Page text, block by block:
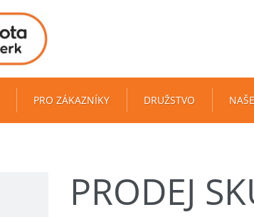
PRO ZÁKAZNÍKY DRUŽSTVO
PRODEJ